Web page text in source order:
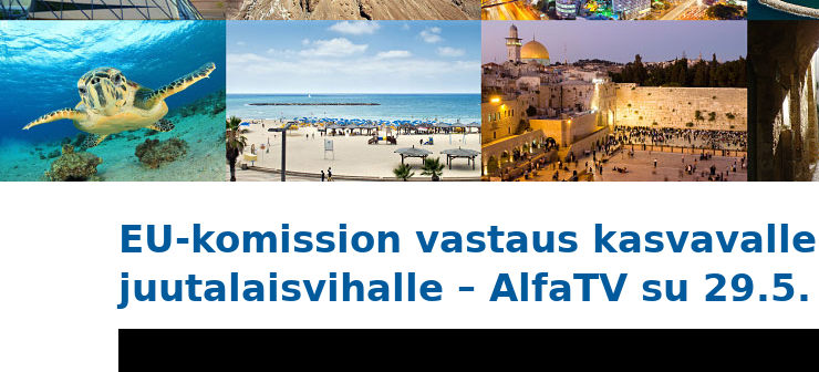
EU-komission vastaus kasvavalle
juutalaisvihalle – AlfaTV su 29.5.